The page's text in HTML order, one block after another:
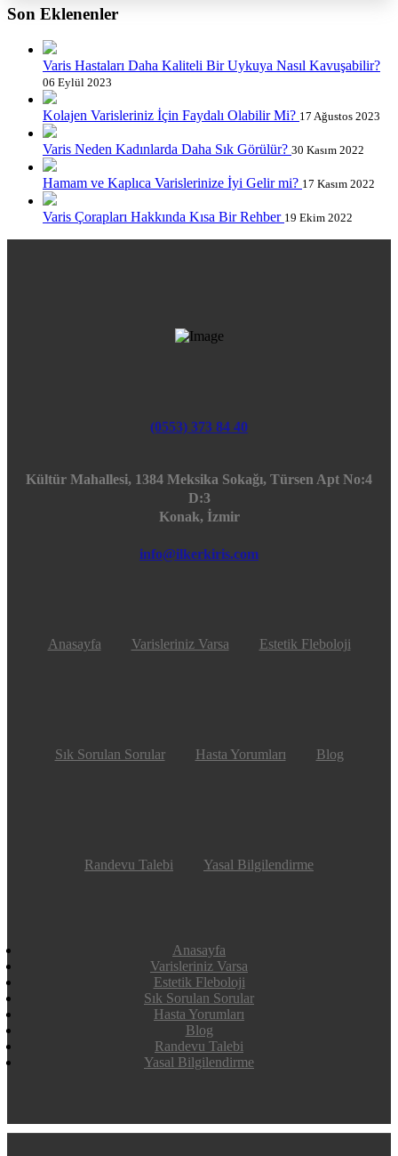
Son Eklenenler
Varis Hastaları Daha Kaliteli Bir Uykuya Nasıl Kavuşabilir?
06 Eylül 2023
Kolajen Varisleriniz İçin Faydalı Olabilir Mi? 17 Ağustos 2023
Varis Neden Kadınlarda Daha Sık Görülür? 30 Kasım 2022
Hamam ve Kaplıca Varislerinize İyi Gelir mi? 17 Kasım 2022
Varis Çorapları Hakkında Kısa Bir Rehber 19 Ekim 2022
(0553) 373 84 40
Kültür Mahallesi, 1384 Meksika Sokağı, Türsen Apt No:4
D:3
Konak, İzmir
info@ilkerkiris.com
Anasayfa Varisleriniz Varsa Estetik Fleboloji
Sık Sorulan Sorular Hasta Yorumları Blog
Randevu Talebi Yasal Bilgilendirme
Anasayfa
Varisleriniz Varsa
Estetik Fleboloji
Sık Sorulan Sorular
Hasta Yorumları
Blog
Randevu Talebi
Yasal Bilgilendirme